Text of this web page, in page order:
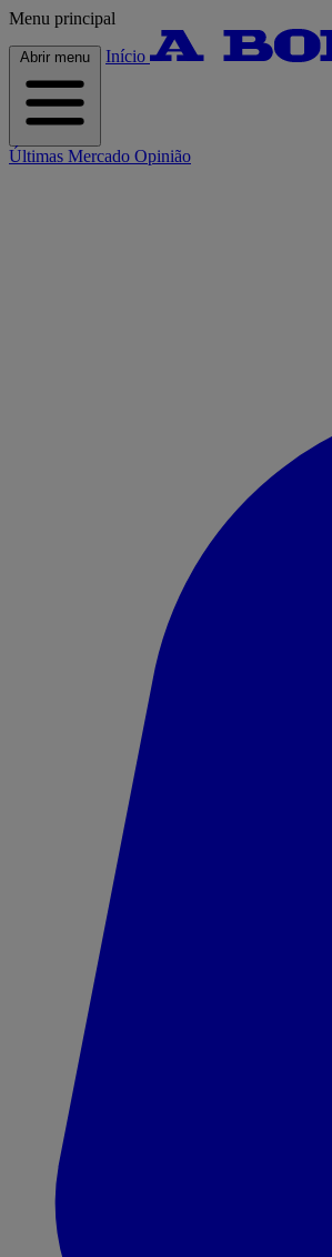
Menu principal
Abrir menu Início
Últimas Mercado Opinião